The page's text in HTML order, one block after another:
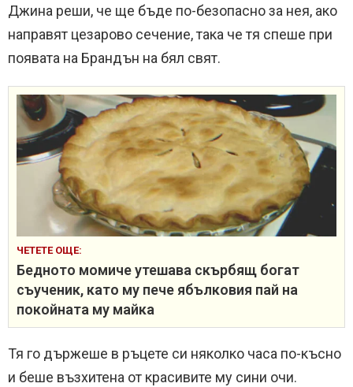
Джина реши, че ще бъде по-безопасно за нея, ако
направят цезарово сечение, така че тя спеше при
появата на Брандън на бял свят.
ЧЕТЕТЕ ОЩЕ:
Бедното момиче утешава скърбящ богат
съученик, като му пече ябълковия пай на
покойната му майка
Тя го държеше в ръцете си няколко часа по-късно
и беше възхитена от красивите му сини очи.